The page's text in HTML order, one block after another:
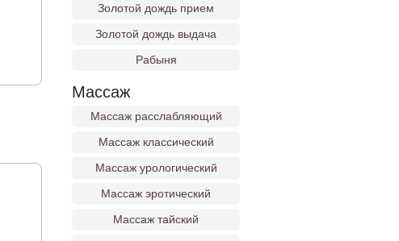
Золотой дождь прием
Золотой дождь выдача
Рабыня
Массаж
Массаж расслабляющий
Массаж классический
Массаж урологический
Массаж эротический
Массаж тайский